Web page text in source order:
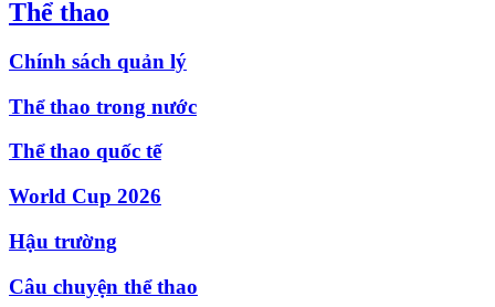
Thể thao
Chính sách quản lý
Thể thao trong nước
Thể thao quốc tế
World Cup 2026
Hậu trường
Câu chuyện thể thao